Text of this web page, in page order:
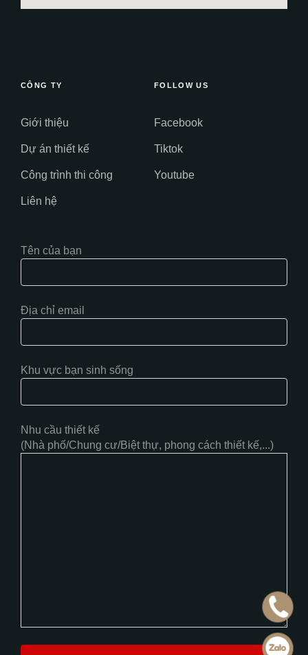
CÔNG TY
Giới thiệu
Dự án thiết kế
Công trình thi công
Liên hệ
FOLLOW US
Facebook
Tiktok
Youtube
Tên của bạn
Địa chỉ email
Khu vực bạn sinh sống
Nhu cầu thiết kế
(Nhà phố/Chung cư/Biệt thự, phong cách thiết kế,...)